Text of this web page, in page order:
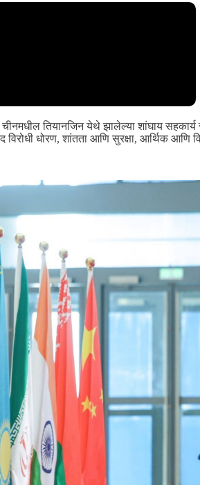
तियानजिन येथे झालेल्या शांघाय
धोरण, शांतता आणि सुरक्षा, आर्थिक आणि